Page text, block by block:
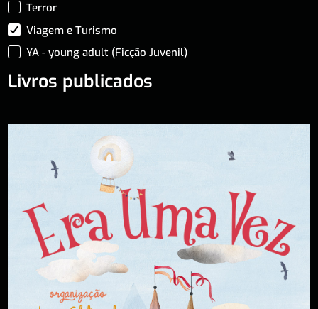
Terror
Viagem e Turismo
YA - young adult (Ficção Juvenil)
Livros publicados